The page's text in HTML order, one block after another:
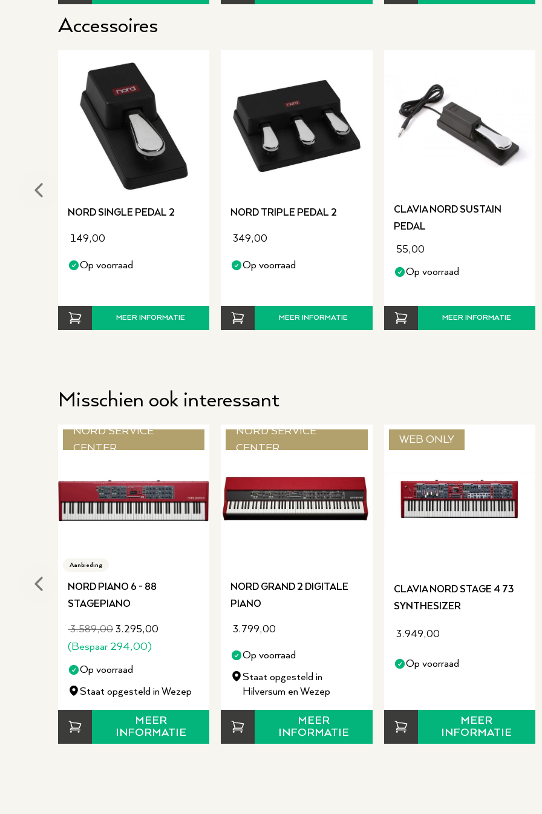
klankkwaliteit. Ervaar de Nord-sound en speelbeleving zelf!
Accessoires
NORD SINGLE PEDAL 2
149,00
Op voorraad
MEER INFORMATIE
NORD TRIPLE PEDAL 2
349,00
Op voorraad
MEER INFORMATIE
CLAVIA NORD SUSTAIN
PEDAL
55,00
Op voorraad
MEER INFORMATIE
Previous slide
Misschien ook interessant
NORD SERVICE
CENTER
Aanbieding
NORD PIANO 6 - 88
STAGEPIANO
3.589,00 3.295,00
(Bespaar 294,00)
Op voorraad
Staat opgesteld in Wezep
MEER
INFORMATIE
NORD SERVICE
CENTER
NORD GRAND 2 DIGITALE
PIANO
3.799,00
Op voorraad
Staat opgesteld in
Hilversum en Wezep
MEER
INFORMATIE
WEB ONLY
CLAVIA NORD STAGE 4 73
SYNTHESIZER
3.949,00
Op voorraad
MEER
INFORMATIE
Previous slide